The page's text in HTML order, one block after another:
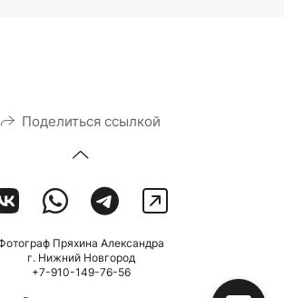
Поделиться ссылкой
Пряхина Александра
г. Нижний Новгород
+7-910-149-76-56